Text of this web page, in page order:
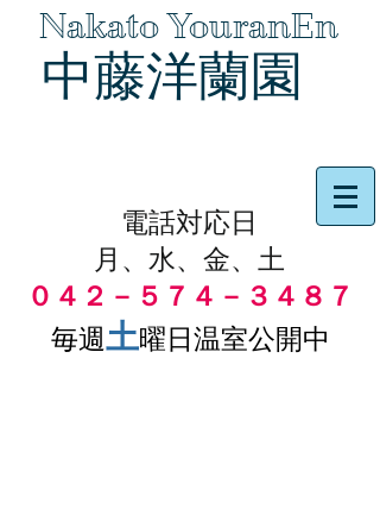
Nakato YouranEn
中藤洋蘭園
電話対応日
月、水、金、土
０４２－５７４－３４８７
毎週土曜日温室公開中